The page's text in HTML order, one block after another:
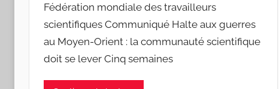
r
J
o
a
Fédération mondiale des travailleurs
scientifiques Communiqué Halte aux guerres
au Moyen-Orient : la communauté scientifique
doit se lever Cinq semaines